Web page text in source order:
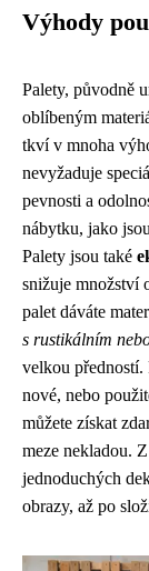
Výhody
Palety, původně
oblíbeným
tkví v mnoha
nevyžaduje
pevnosti a
nábytku, jako
Palety jsou také
snižuje množství
palet dáváte
s rustikálním
velkou předností.
nové, nebo
můžete získat
meze nekladou.
jednoduchých
obrazy, až po